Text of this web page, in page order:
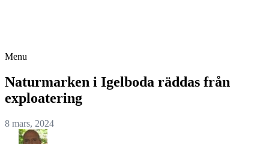
Menu
Naturmarken i Igelboda räddas från
exploatering
8 mars, 2024